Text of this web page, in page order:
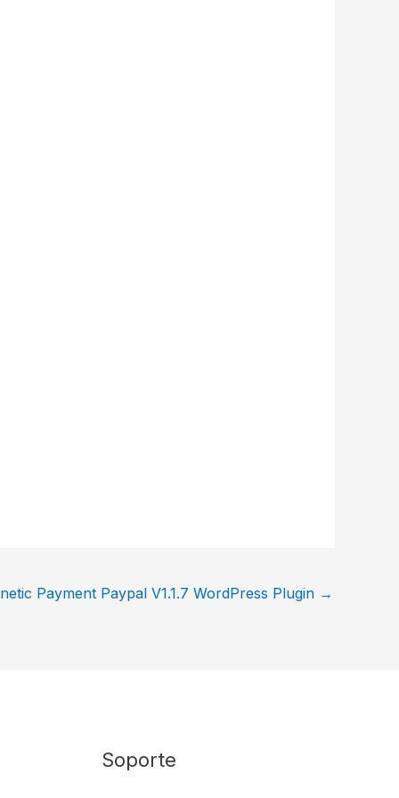
Payment Paypal V1.1.7 WordPress Plugin →
Soporte